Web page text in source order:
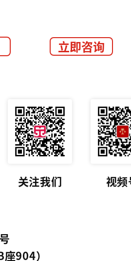
立即咨询
关注我们 视
904）